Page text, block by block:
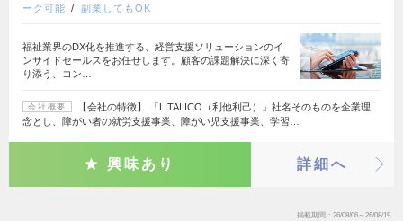
ーク可能
副業してもOK
福祉業界のDX化を推進する、経営支援ソリューションのイ
ンサイドセールスをお任せします。顧客の課題解決に深く寄
り添う、コン…
会社概要
【会社の特徴】 「LITALICO（利他利己）」社名そのものを企業理
念とし、障がい者の就労支援事業、障がい児支援事業、学習…
興味あり 詳細へ
掲載期間 26/08/06～26/08/19